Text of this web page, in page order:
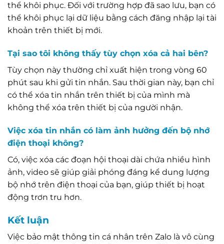
thể khôi phục. Đối với trường hợp đã sao lưu, bạn có
thể khôi phục lại dữ liệu bằng cách đăng nhập lại tài
khoản trên thiết bị mới.
Tại sao tôi không thấy tùy chọn xóa cả hai bên?
Tùy chọn này thường chỉ xuất hiện trong vòng 60
phút sau khi gửi tin nhắn. Sau thời gian này, bạn chỉ
có thể xóa tin nhắn trên thiết bị của mình mà
không thể xóa trên thiết bị của người nhận.
Việc xóa tin nhắn có làm ảnh hưởng đến bộ nhớ
điện thoại không?
Có, việc xóa các đoạn hội thoại dài chứa nhiều hình
ảnh, video sẽ giúp giải phóng đáng kể dung lượng
bộ nhớ trên điện thoại của bạn, giúp thiết bị hoạt
động trơn tru hơn.
Kết luận
Việc bảo mật thông tin cá nhân trên Zalo là vô cùng